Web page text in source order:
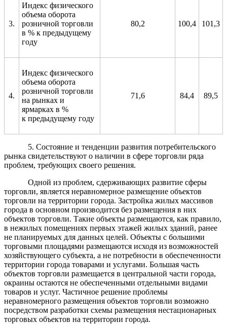
3.
Индекс физического
объема оборота
розничной торговли
в % к предыдущему
году
80,2 100,4 101,3
4.
Индекс физического
объема оборота
розничной торговли
на рынках и
ярмарках в %
к предыдущему году
71,6 84,4 89,5
5. Состояние и тенденции развития потребительского
рынка свидетельствуют о наличии в сфере торговли ряда
проблем, требующих своего решения.
Одной из проблем, сдерживающих развитие сферы
торговли, является неравномерное размещение объектов
торговли на территории города. Застройка жилых массивов
города в основном производится без размещения в них
объектов торговли. Такие объекты размещаются, как правило,
в нежилых помещениях первых этажей жилых зданий, ранее
не планируемых для данных целей. Объекты с большими
торговыми площадями размещаются исходя из возможностей
хозяйствующего субъекта, а не потребности в обеспеченности
территории города товарами и услугами. Большая часть
объектов торговли размещается в центральной части города,
окраины остаются не обеспеченными отдельными видами
товаров и услуг. Частичное решение проблемы
неравномерного размещения объектов торговли возможно
посредством разработки схемы размещения нестационарных
торговых объектов на территории города.